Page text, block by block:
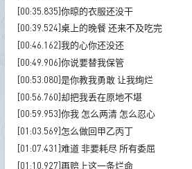
[00:35.835]你晾的衣服还没干
[00:39.524]桌上的晚餐 还来不及吃完
[00:46.162]我的心你还没还
[00:49.906]你说要替我保管
[00:53.080]是你教我勇敢 让我绚烂
[00:56.760]却把我丢在原地不堪
[00:59.953]你我 怎么两清 怎么忍心
[01:03.569]怎么做回甲乙丙丁
[01:07.431]难道 非要耗尽 所有委屈
[01:10.927]再赔上这一条烂命